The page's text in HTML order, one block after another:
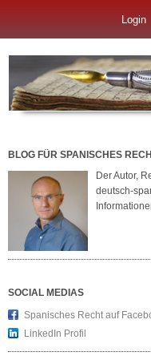
Login
BLOG FÜR SPANISCHES
Der Autor,
deutsch-
SOCIAL MEDIAS
Spanisches Recht auf
LinkedIn Profil